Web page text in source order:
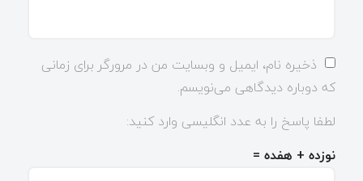
ذخیره نام، ایمیل و وبسایت من در مرورگر برای زمانی
که دوباره دیدگاهی می‌نویسم.
لطفا پاسخ را به عدد انگلیسی وارد کنید:
نوزده + هفده =